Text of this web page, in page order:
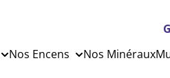
Nos Encens Nos Minéraux